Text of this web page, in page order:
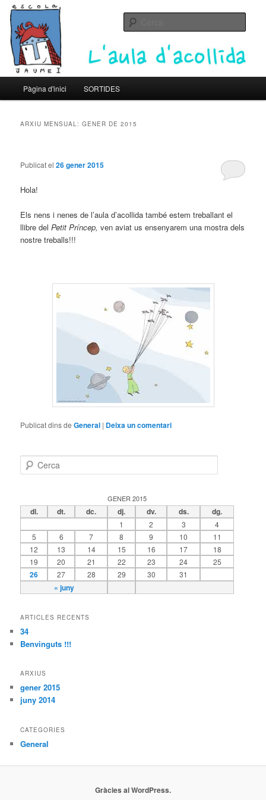
L'Aula d'acollida de l'Escola Jaume
I
Un altre bloc d’XTECBlocs
principal
Aneu
principal
Aneu
secundari
Pàgina d'inici SORTIDES
ARXIU MENSUAL:GENER DE 2015
Publicat el26 gener 2015
Hola!
Els nens i nenes de l’aula d’acollida també estem treballant el
llibre delPetit Príncep,ven aviat us ensenyarem una mostra dels
nostre treballs!!!
Publicat dins de General | Deixa un comentari
e
a
GENER 2015
dl. dt. dc. dj. dv. ds. dg.
« juny
1 2 3
4
5
6 7 8 9 10
11
12
13 14 15 16 17
18
19
20 21 22 23 24 25
26 27 28 29 30 31
ARTICLES RECENTS
34
Benvinguts !!!
ARXIUS
gener 2015
juny 2014
CATEGORIES
General
Gràcies al WordPress.